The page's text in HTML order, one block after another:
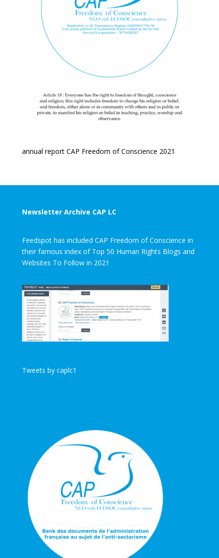
annual report CAP Freedom of Conscience 2021
Newsletter Archive CAP LC
Feedspot has included CAP Freedom of Conscience in
their famous index of Top 50 Human Rights Blogs and
Websites To Follow in 2021
Tweets by caplc1